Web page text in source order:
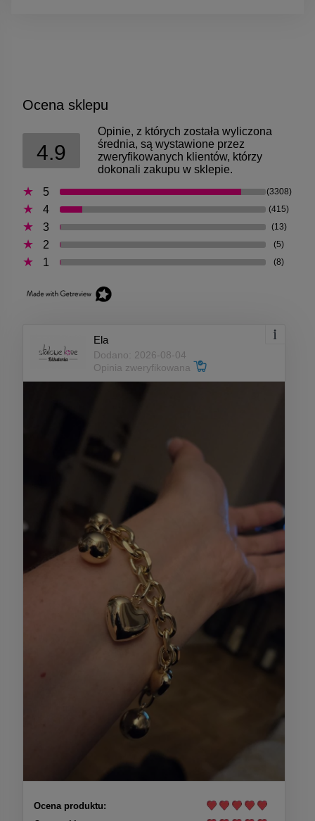
Ocena sklepu
4.9
Opinie, z których została wyliczona
średnia, są wystawione przez
zweryfikowanych klientów, którzy
dokonali zakupu w sklepie.
5
(3308)
4 (415)
3 (13)
2 (5)
1 (8)
Ela
Dodano: 2026-08-04
Opinia zweryfikowana
Ocena produktu: